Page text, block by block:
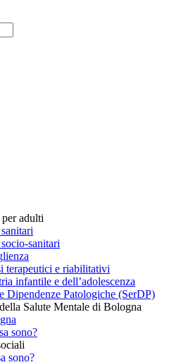
adulti
sanitari
terapeutici e riabilitativi
infantile e dell’adolescenza
Dipendenze Patologiche (SerDP)
Salute Mentale di Bologna
sono?
sono?